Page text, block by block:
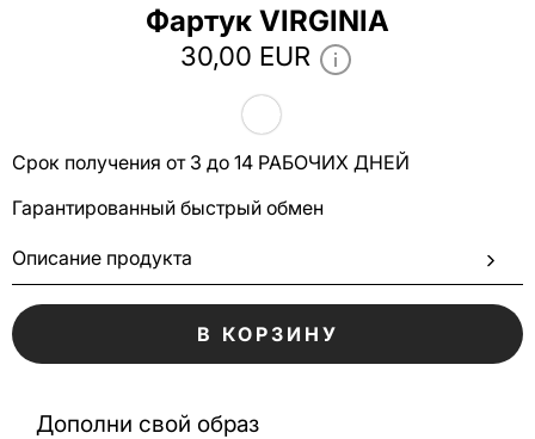
Фартук VIRGINIA
30,00 EUR
Срок получения от 3 до 14 РАБОЧИХ ДНЕЙ
Гарантированный быстрый обмен
Описание продукта
В КОРЗИНУ
Дополни свой образ